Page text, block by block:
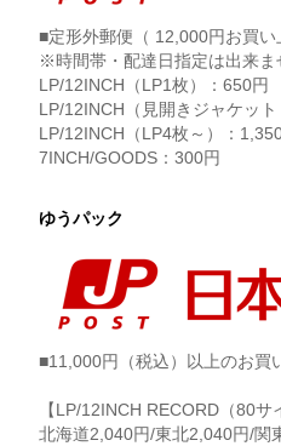
■定形外郵便（ 12,000円お買い
※時間帯・配達日指定は出来ま
LP/12INCH（LP1枚）：650円
LP/12INCH（見開きジャケッ
LP/12INCH（LP4枚～）：
7INCH/GOODS：300円
ゆうパック
■11,000円（税込）以上のお買
【LP/12INCH RECORD（80サ
北海道2,040円/東北2,040円/関